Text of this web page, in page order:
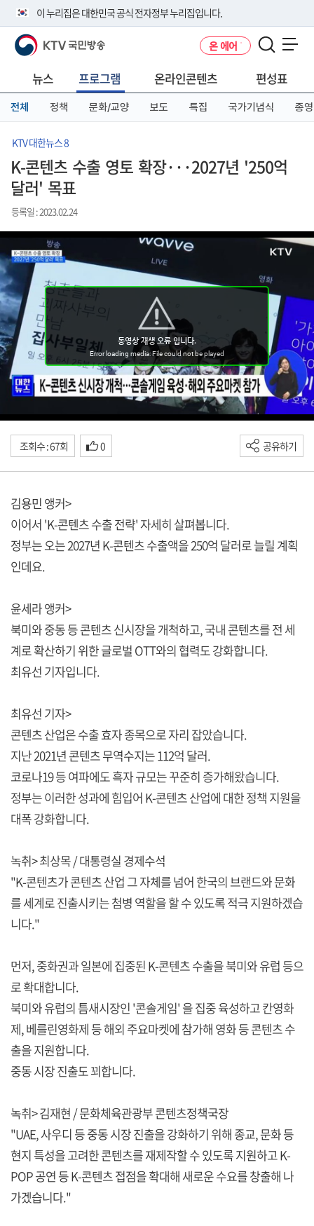
이 누리집은 대한민국 공식 전자정부 누리집입니다.
공식 누리집 주소 확인하기
니다.
이밖에 or.kr 또는 .kr등 다른 도메인 주소를 사용하고 있다면 아래 URL에
서 도메인 주소를 확인해 보세요
KTV 국민방송 온 에어
뉴스 프로그램 온라인콘텐츠 편성표
전체 정책 문화/교양 보도 특집 국가기념식 종영
KTV 대한뉴스 8
K-콘텐츠 수출 영토 확장···2027년 '250억
달러' 목표
등록일 : 2023.02.24
조회수 : 67회 0 공유하기
김용민 앵커>
이어서 'K-콘텐츠 수출 전략' 자세히 살펴봅니다.
정부는 오는 2027년 K-콘텐츠 수출액을 250억 달러로 늘릴 계획
인데요.
윤세라 앵커>
북미와 중동 등 콘텐츠 신시장을 개척하고, 국내 콘텐츠를 전 세
계로 확산하기 위한 글로벌 OTT와의 협력도 강화합니다.
최유선 기자입니다.
최유선 기자>
콘텐츠 산업은 수출 효자 종목으로 자리 잡았습니다.
지난 2021년 콘텐츠 무역수지는 112억 달러.
코로나19 등 여파에도 흑자 규모는 꾸준히 증가해왔습니다.
정부는 이러한 성과에 힘입어 K-콘텐츠 산업에 대한 정책 지원을
대폭 강화합니다.
녹취> 최상목 / 대통령실 경제수석
"K-콘텐츠가 콘텐츠 산업 그 자체를 넘어 한국의 브랜드와 문화
를 세계로 진출시키는 첨병 역할을 할 수 있도록 적극 지원하겠습
니다."
먼저, 중화권과 일본에 집중된 K-콘텐츠 수출을 북미와 유럽 등으
로 확대합니다.
북미와 유럽의 틈새시장인 '콘솔게임' 을 집중 육성하고 칸영화
제, 베를린영화제 등 해외 주요마켓에 참가해 영화 등 콘텐츠 수
출을 지원합니다.
중동 시장 진출도 꾀합니다.
녹취> 김재현 / 문화체육관광부 콘텐츠정책국장
"UAE, 사우디 등 중동 시장 진출을 강화하기 위해 종교, 문화 등
현지 특성을 고려한 콘텐츠를 재제작할 수 있도록 지원하고 K-
POP 공연 등 K-콘텐츠 접점을 확대해 새로운 수요를 창출해 나
가겠습니다."